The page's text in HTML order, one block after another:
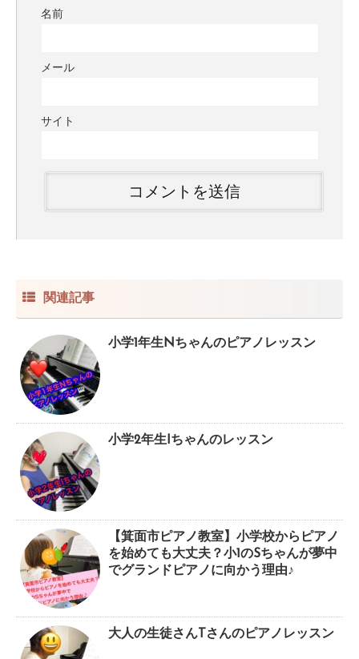
名前
メール
サイト
関連記事
小学1年生Nちゃんのピアノレッスン
小学2年生Iちゃんのレッスン
【箕面市ピアノ教室】小学校からピアノ
を始めても大丈夫？小1のSちゃんが夢中
でグランドピアノに向かう理由♪
大人の生徒さんTさんのピアノレッスン